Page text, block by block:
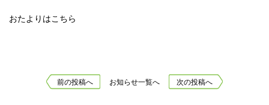
おたよりはこちら
前の投稿へ お知らせ一覧へ 次の投稿へ